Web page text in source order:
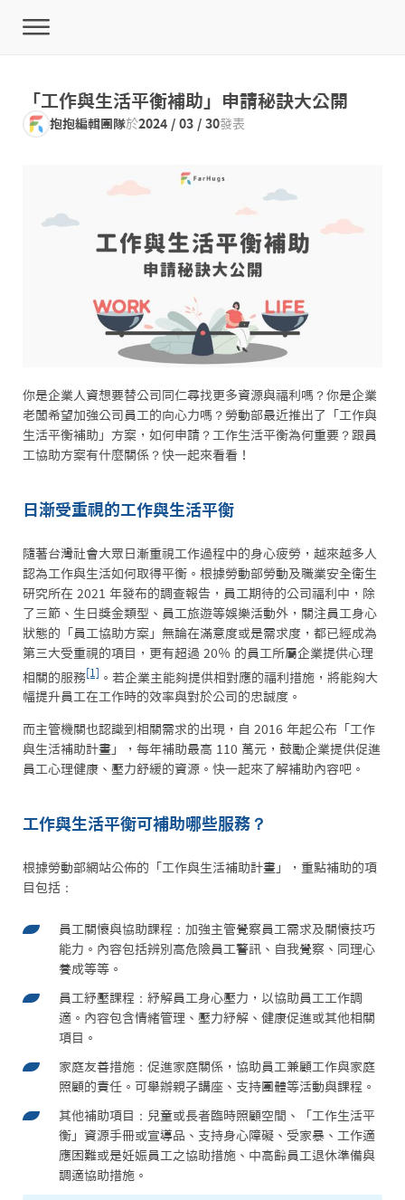
「工作與生活平衡補助」申請秘訣大公開
抱抱編輯團隊於2024 / 03 / 30發表
你是企業人資想要替公司同仁尋找更多資源與福利嗎？你是企業
老闆希望加強公司員工的向心力嗎？勞動部最近推出了「工作與
生活平衡補助」方案，如何申請？工作生活平衡為何重要？跟員
工協助方案有什麼關係？快一起來看看！
日漸受重視的工作與生活平衡
隨著台灣社會大眾日漸重視工作過程中的身心疲勞，越來越多人
認為工作與生活如何取得平衡。根據勞動部勞動及職業安全衛生
研究所在 2021 年發布的調查報告，員工期待的公司福利中，除
了三節、生日獎金類型、員工旅遊等娛樂活動外，關注員工身心
狀態的「員工協助方案」無論在滿意度或是需求度，都已經成為
第三大受重視的項目，更有超過 20％ 的員工所屬企業提供心理
相關的服務 [1]
。若企業主能夠提供相對應的福利措施，將能夠大
幅提升員工在工作時的效率與對於公司的忠誠度。
而主管機關也認識到相關需求的出現，自 2016 年起公布「工作
與生活補助計畫」，每年補助最高 110 萬元，鼓勵企業提供促進
員工心理健康、壓力舒緩的資源。快一起來了解補助內容吧。
工作與生活平衡可補助哪些服務？
根據勞動部網站公佈的「工作與生活補助計畫」，重點補助的項
目包括：
員工關懷與協助課程：加強主管覺察員工需求及關懷技巧
能力。內容包括辨別高危險員工警訊、自我覺察、同理心
養成等等。
員工紓壓課程：紓解員工身心壓力，以協助員工工作調
適。內容包含情緒管理、壓力紓解、健康促進或其他相關
項目。
家庭友善措施：促進家庭關係，協助員工兼顧工作與家庭
照顧的責任。可舉辦親子講座、支持團體等活動與課程。
其他補助項目：兒童或長者臨時照顧空間、「工作生活平
衡」資源手冊或宣導品、支持身心障礙、受家暴、工作適
應困難或是妊娠員工之協助措施、中高齡員工退休準備與
調適協助措施。